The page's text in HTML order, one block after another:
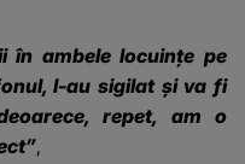
în ambele locuinţe pe
l-au sigilat şi va fi
repet, am o
,